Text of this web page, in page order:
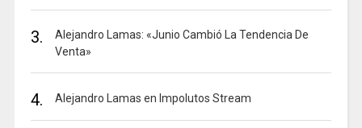
3.
Alejandro Lamas: «Junio Cambió La Tendencia De
Venta»
4. Alejandro Lamas en Impolutos Stream